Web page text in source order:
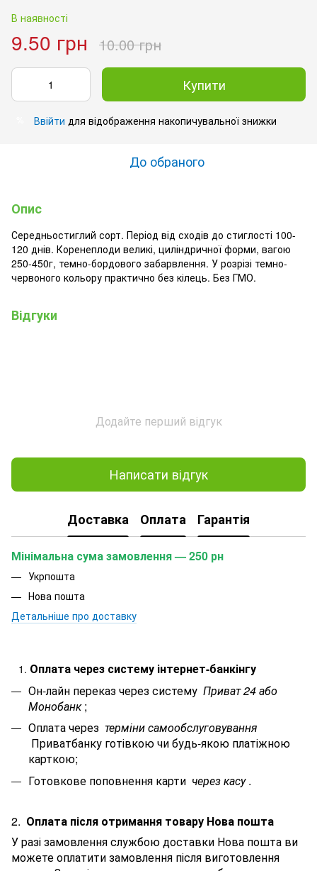
В наявності
9.50 грн 10.00 грн
Купити
Ввійти для відображення накопичувальної знижки
До обраного
Опис
Середньостиглий сорт. Період від сходів до стиглості 100-
120 днів. Коренеплоди великі, циліндричної форми, вагою
250-450г, темно-бордового забарвлення. У розрізі темно-
червоного кольору практично без кілець. Без ГМО.
Відгуки
Додайте перший відгук
Написати відгук
Доставка Оплата Гарантія
Мінімальна сума замовлення — 250 рн
Укрпошта
Нова пошта
Детальніше про доставку
Оплата через систему інтернет-банкінгу
Он-лайн переказ через систему Приват 24 або
Монобанк;
Оплата через терміни самообслуговування
Приватбанку готівкою чи будь-якою платіжною
карткою;
Готовкове поповнення карти через касу.
2. Оплата після отримання товару Нова пошта
У разі замовлення службою доставки Нова пошта ви
можете оплатити замовлення після виготовлення